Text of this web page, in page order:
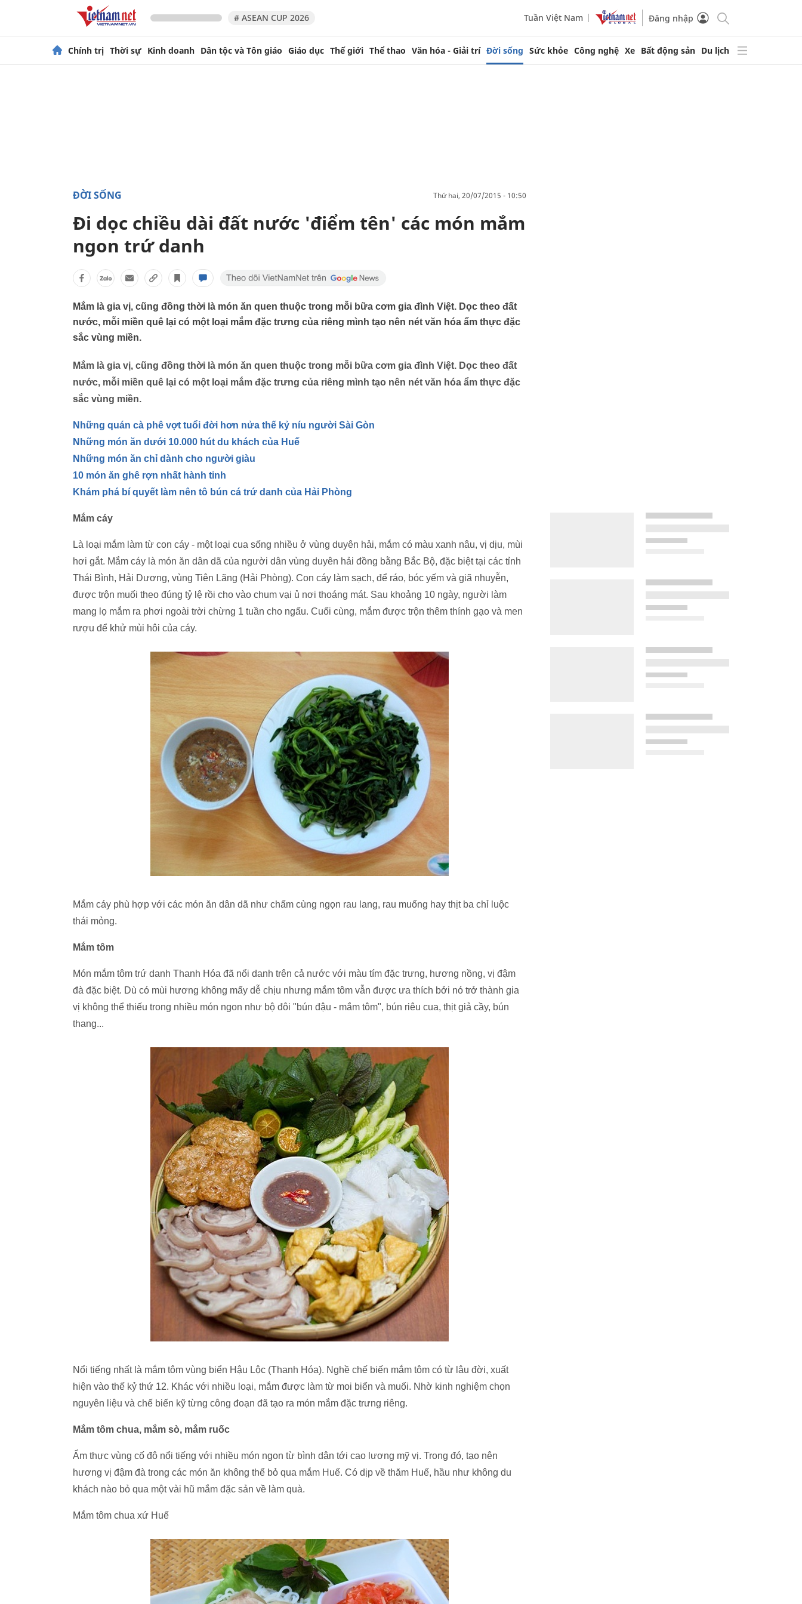
# ASEAN CUP 2026 Tuần Việt Nam Đăng nhập
Chính trị Thời sự Kinh doanh Dân tộc và Tôn giáo Giáo dục Thế giới Thể thao Văn hóa - Giải trí Đời sống Sức khỏe Công nghệ Xe Bất động sản Du lịch
ĐỜI SỐNG thứ hai, 20/07/2015 - 10:50
Đi dọc chiều dài đất nước 'điểm tên' các món mắm
ngon trứ danh
Mắm là gia vị, cũng đồng thời là món ăn quen thuộc trong mỗi bữa cơm gia đình Việt. Dọc theo đất
nước, mỗi miền quê lại có một loại mắm đặc trưng của riêng mình tạo nên nét văn hóa ẩm thực đặc
sắc vùng miền.
Mắm là gia vị, cũng đồng thời là món ăn quen thuộc trong mỗi bữa cơm gia đình Việt. Dọc theo đất
nước, mỗi miền quê lại có một loại mắm đặc trưng của riêng mình tạo nên nét văn hóa ẩm thực đặc
sắc vùng miền.
Những quán cà phê vợt tuổi đời hơn nửa thế kỷ níu người Sài Gòn
Những món ăn dưới 10.000 hút du khách của Huế
Những món ăn chỉ dành cho người giàu
10 món ăn ghê rợn nhất hành tinh
Khám phá bí quyết làm nên tô bún cá trứ danh của Hải Phòng
Mắm cáy
Là loại mắm làm từ con cáy - một loại cua sống nhiều ở vùng duyên hải, mắm có màu xanh nâu, vị dịu, mùi
hơi gắt. Mắm cáy là món ăn dân dã của người dân vùng duyên hải đồng bằng Bắc Bộ, đặc biệt tại các tỉnh
Thái Bình, Hải Dương, vùng Tiên Lãng (Hải Phòng). Con cáy làm sạch, để ráo, bóc yếm và giã nhuyễn,
được trộn muối theo đúng tỷ lệ rồi cho vào chum vại ủ nơi thoáng mát. Sau khoảng 10 ngày, người làm
mang lọ mắm ra phơi ngoài trời chừng 1 tuần cho ngấu. Cuối cùng, mắm được trộn thêm thính gạo và men
rượu để khử mùi hôi của cáy.
Mắm cáy phù hợp với các món ăn dân dã như chấm cùng ngọn rau lang, rau muống hay thịt ba chỉ luộc
thái mỏng.
Mắm tôm
Món mắm tôm trứ danh Thanh Hóa đã nổi danh trên cả nước với màu tím đặc trưng, hương nồng, vị đậm
đà đặc biệt. Dù có mùi hương không mấy dễ chịu nhưng mắm tôm vẫn được ưa thích bởi nó trở thành gia
vị không thể thiếu trong nhiều món ngon như bộ đôi "bún đậu - mắm tôm", bún riêu cua, thịt giả cầy, bún
thang...
Nổi tiếng nhất là mắm tôm vùng biển Hậu Lộc (Thanh Hóa). Nghề chế biến mắm tôm có từ lâu đời, xuất
hiện vào thế kỷ thứ 12. Khác với nhiều loại, mắm được làm từ moi biển và muối. Nhờ kinh nghiệm chọn
nguyên liệu và chế biến kỹ từng công đoạn đã tạo ra món mắm đặc trưng riêng.
Mắm tôm chua, mắm sò, mắm ruốc
Ẩm thực vùng cố đô nổi tiếng với nhiều món ngon từ bình dân tới cao lương mỹ vị. Trong đó, tạo nên
hương vị đậm đà trong các món ăn không thể bỏ qua mắm Huế. Có dịp về thăm Huế, hầu như không du
khách nào bỏ qua một vài hũ mắm đặc sản về làm quà.
Mắm tôm chua xứ Huế